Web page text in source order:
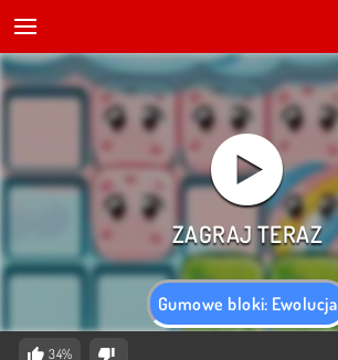
Gumowe bloki: Ewolucja
34%